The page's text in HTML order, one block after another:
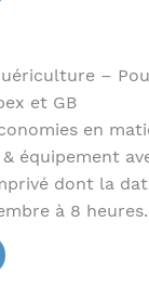
–
et GB
en
équipement
dont la
à 8 heures.